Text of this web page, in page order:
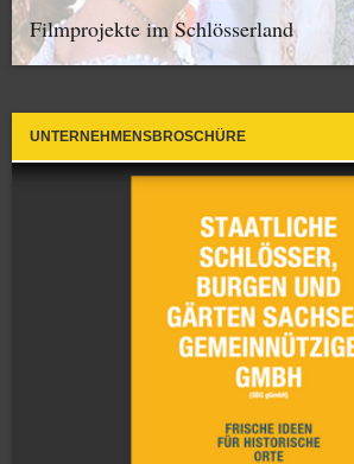
Filmprojekte im Schlösserland
UNTERNEHMENSBROSCHÜRE